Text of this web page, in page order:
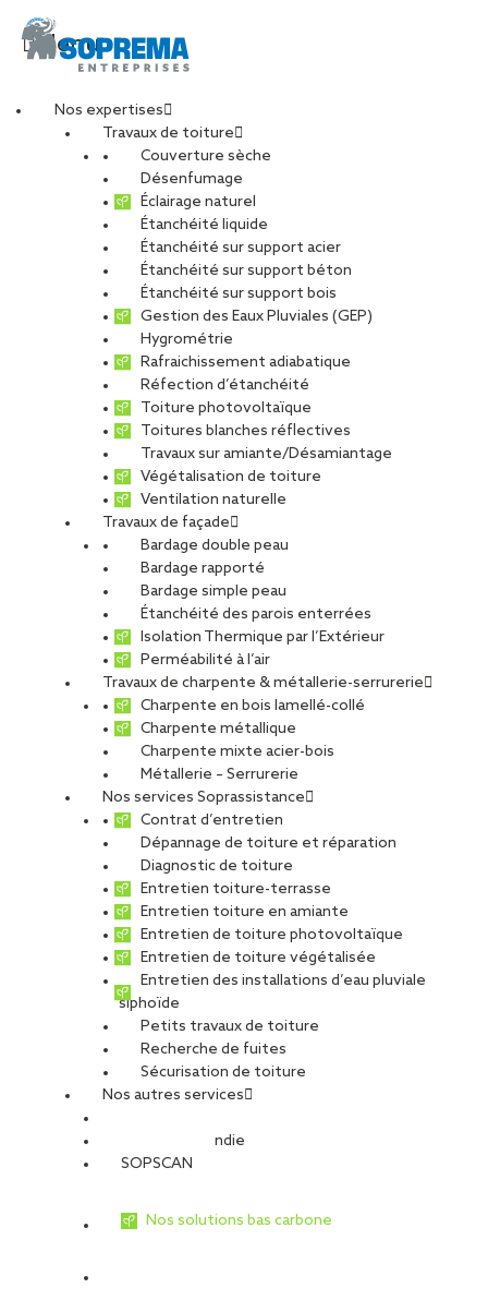
Menu
Nos expertises
Travaux de toiture
Couverture sèche
Désenfumage
Éclairage naturel
Étanchéité liquide
Étanchéité sur support acier
Étanchéité sur support béton
Étanchéité sur support bois
Gestion des Eaux Pluviales (GEP)
Hygrométrie
Rafraichissement adiabatique
Réfection d’étanchéité
Toiture photovoltaïque
Toitures blanches réflectives
Travaux sur amiante/Désamiantage
Végétalisation de toiture
Ventilation naturelle
Travaux de façade
Bardage double peau
Bardage rapporté
Bardage simple peau
Étanchéité des parois enterrées
Isolation Thermique par l’Extérieur
Perméabilité à l’air
Travaux de charpente & métallerie-serrurerie
Charpente en bois lamellé-collé
Charpente métallique
Charpente mixte acier-bois
Métallerie – Serrurerie
Nos services Soprassistance
Contrat d’entretien
Dépannage de toiture et réparation
Diagnostic de toiture
Entretien toiture-terrasse
Entretien toiture en amiante
Entretien de toiture photovoltaïque
Entretien de toiture végétalisée
Entretien des installations d’eau pluviale
siphoïde
Petits travaux de toiture
Recherche de fuites
Sécurisation de toiture
Nos autres services
Sécurité Incendie
SOPSCAN
Nos solutions bas carbone